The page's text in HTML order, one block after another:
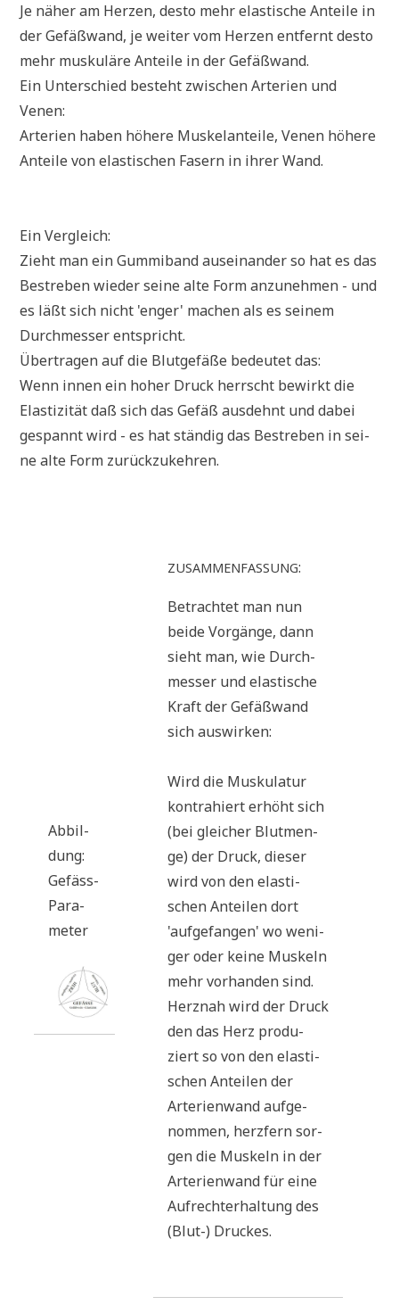
Je näher am Her­zen, desto mehr ela­sti­sche Antei­le in
der Gefäß­wand, je wei­ter vom Her­zen ent­fernt desto
mehr mus­ku­lä­re Antei­le in der Gefäßwand.
Ein Unter­schied besteht zwi­schen Arte­ri­en und
Venen:
Arte­ri­en haben höhe­re Mus­kel­an­tei­le, Venen höhe­re
Antei­le von ela­sti­schen Fasern in ihrer Wand.
Ein Vergleich:
Zieht man ein Gum­mi­band aus­ein­an­der so hat es das
Bestre­ben wie­der sei­ne alte Form anzu­neh­men - und
es läßt sich nicht 'enger' machen als es sei­nem
Durch­mes­ser entspricht.
Über­tra­gen auf die Blut­ge­fä­ße bedeu­tet das:
Wenn innen ein hoher Druck herrscht bewirkt die
Ela­sti­zi­tät daß sich das Gefäß aus­dehnt und dabei
gespannt wird - es hat stän­dig das Bestre­ben in sei­
ne alte Form zurückzukehren.
Abbil­
dung:
Gefäss-
Para­
me­ter
ZUSAMMENFASSUNG:
Betrach­tet man nun
bei­de Vor­gän­ge, dann
sieht man, wie Durch­
mes­ser und ela­sti­sche
Kraft der Gefäß­wand
sich auswirken:
Wird die Mus­ku­la­tur
kon­tra­hiert erhöht sich
(bei glei­cher Blut­men­
ge) der Druck, die­ser
wird von den ela­sti­
schen Antei­len dort
'auf­ge­fan­gen' wo weni­
ger oder kei­ne Mus­keln
mehr vor­han­den sind.
Herz­nah wird der Druck
den das Herz pro­du­
ziert so von den ela­sti­
schen Antei­len der
Arte­ri­en­wand auf­ge­
nom­men, herz­fern sor­
gen die Mus­keln in der
Arte­ri­en­wand für eine
Auf­recht­erhal­tung des
(Blut-) Druckes.